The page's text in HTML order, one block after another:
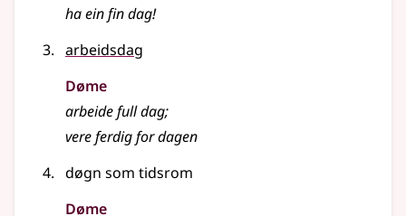
ha ein fin dag!
arbeidsdag
Døme
arbeide full dag;
vere ferdig for dagen
døgn som tidsrom
Døme